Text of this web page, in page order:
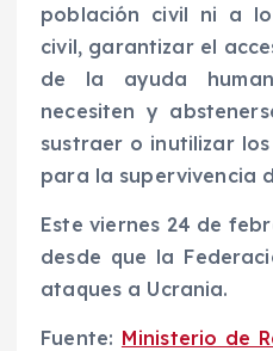
población civil ni a
civil, garantizar el
de la ayuda
necesiten y
sustraer o inutilizar
para la supervivencia
Este viernes 24 de
desde que la
ataques a Ucrania.
Fuente: Ministerio de